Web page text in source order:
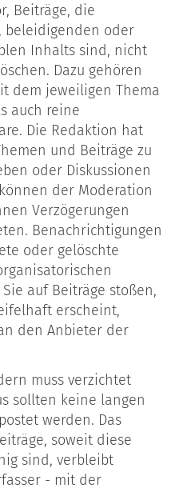
Beiträge, die
beleidigenden oder
Inhalts sind, nicht
Dazu gehören
dem jeweiligen Thema
auch reine
Die Redaktion hat
und Beiträge zu
oder Diskussionen
der Moderation
Verzögerungen
Benachrichtigungen
oder gelöschte
auf Beiträge stoßen,
erscheint,
den Anbieter der
muss verzichtet
sollten keine langen
werden. Das
soweit diese
sind, verbleibt
- mit der